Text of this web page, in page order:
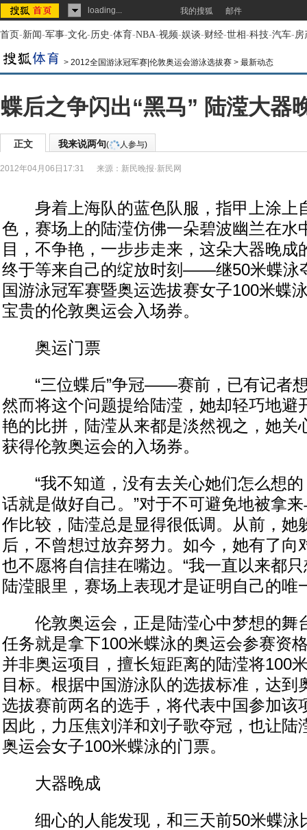
loading... 我的搜狐 邮件
首页-新闻-军事-文化-历史-体育-NBA-视频-娱谈-财经-世相-科技-汽车-房
> 2012全国游泳冠军赛|伦敦奥运会游泳选拔赛 > 最新动态
蝶后之争闪出“黑马” 陆滢大器
正文 我来说两句( 人参与)
2012年04月06日17:31 来源： 新民晚报·新民网
身着上海队的蓝色队服，指甲上涂上
色，赛场上的陆滢仿佛一朵碧波幽兰在水
目，不争艳，一步步走来，这朵大器晚成
终于等来自己的绽放时刻——继50米蝶泳
国游泳冠军赛暨奥运选拔赛女子100米蝶
宝贵的伦敦奥运会入场券。
奥运门票
“三位蝶后”争冠——赛前，已有记者想
然而将这个问题提给陆滢，她却轻巧地避
艳的比拼，陆滢从来都是淡然视之，她关
获得伦敦奥运会的入场券。
“我不知道，没有去关心她们怎么想的
话就是做好自己。”对于不可避免地被拿
作比较，陆滢总是显得很低调。从前，她
后，不曾想过放弃努力。如今，她有了向
也不愿将自信挂在嘴边。“我一直以来都
陆滢眼里，赛场上表现才是证明自己的唯
伦敦奥运会，正是陆滢心中梦想的舞
任务就是拿下100米蝶泳的奥运会参赛资
并非奥运项目，擅长短距离的陆滢将100
目标。根据中国游泳队的选拔标准，达到
选拔赛前两名的选手，将代表中国参加该
因此，力压焦刘洋和刘子歌夺冠，也让陆
奥运会女子100米蝶泳的门票。
大器晚成
细心的人能发现，和三天前50米蝶泳